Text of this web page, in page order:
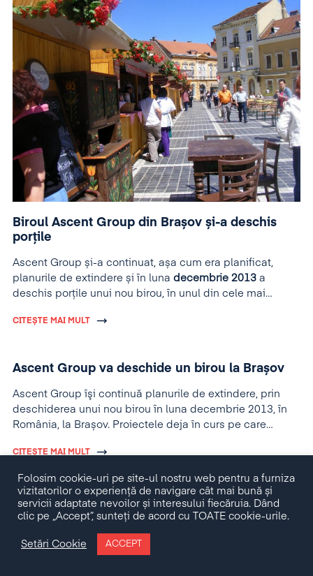
Biroul Ascent Group din Brașov și-a deschis
porțile
Ascent Group și-a continuat, așa cum era planificat,
planurile de extindere și în luna decembrie 2013 a
deschis porțile unui nou birou, în unul din cele mai
CITEȘTE MAI MULT
Ascent Group va deschide un birou la Brașov
Ascent Group îşi continuă planurile de extindere, prin
deschiderea unui nou birou în luna decembrie 2013, în
România, la Brașov. Proiectele deja în curs pe care
afaceri al zonei centrale a României sunt principalele
motive care au stat la baza acestei decizii.
CITEȘTE MAI MULT
Folosim cookie-uri pe site-ul nostru web pentru a furniza
vizitatorilor o experiență de navigare cât mai bună și
servicii adaptate nevoilor și interesului fiecăruia. Dând
clic pe „Accept”, sunteți de acord cu TOATE cookie-urile.
Setări Cookie ACCEPT